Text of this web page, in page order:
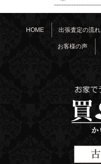
HOME 出張査定の流れ
お客様の声